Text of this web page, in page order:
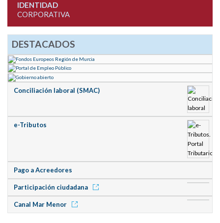
IDENTIDAD
CORPORATIVA
DESTACADOS
Conciliación laboral (SMAC)
e-Tributos
Pago a Acreedores
Participación ciudadana
Canal Mar Menor